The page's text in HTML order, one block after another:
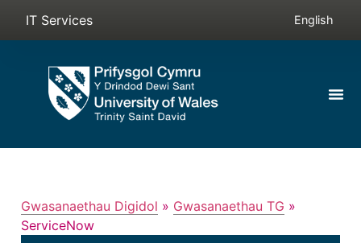
IT Services English
Gwasanaethau Digidol » Gwasanaethau TG »
ServiceNow